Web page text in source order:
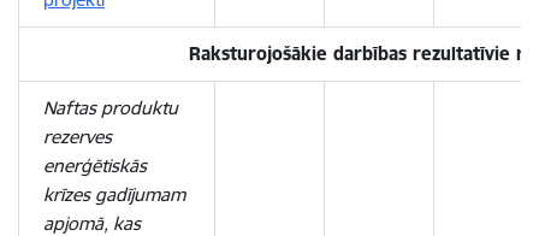
Raksturojošākie darbības rezultatīvie
Naftas produktu
rezerves
enerģētiskās
krīzes gadījumam
apjomā, kas